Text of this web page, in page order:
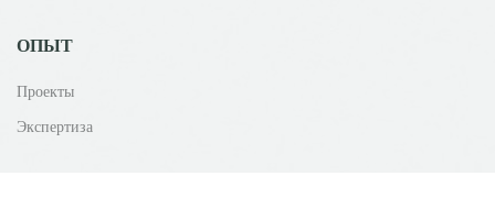
ОПЫТ
Проекты
Экспертиза